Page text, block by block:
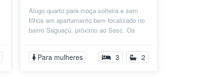
Alugo quarto para moça solteira e sem
filhos em apartamento bem localizado no
bairro Saguaçú, próximo ao Sesc. Os
Para mulheres 3 2